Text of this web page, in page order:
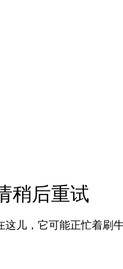
稍后重试
这儿，它可能正忙着刷